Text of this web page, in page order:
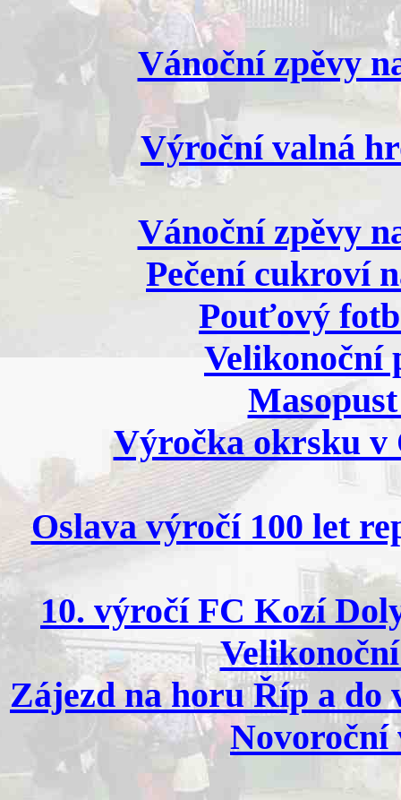
Vánoční zpěvy
Výroční valná
Vánoční zpěvy
Pečení cukroví
Pouťový
Velikonoční
Výročka okrsku v
Oslava výročí 100 let
10. výročí FC Kozí
Zájezd na horu Říp a do
Novoroční